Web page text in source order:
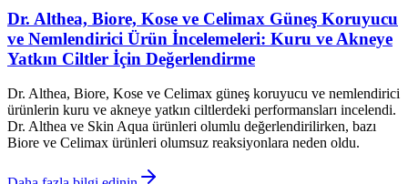
Dr. Althea, Biore, Kose ve Celimax Güneş Koruyucu
ve Nemlendirici Ürün İncelemeleri: Kuru ve Akneye
Yatkın Ciltler İçin Değerlendirme
Dr. Althea, Biore, Kose ve Celimax güneş koruyucu ve nemlendirici
ürünlerin kuru ve akneye yatkın ciltlerdeki performansları incelendi.
Dr. Althea ve Skin Aqua ürünleri olumlu değerlendirilirken, bazı
Biore ve Celimax ürünleri olumsuz reaksiyonlara neden oldu.